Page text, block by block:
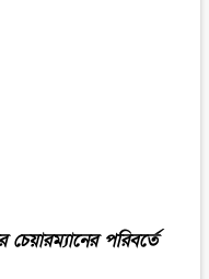
পরিবর্তে